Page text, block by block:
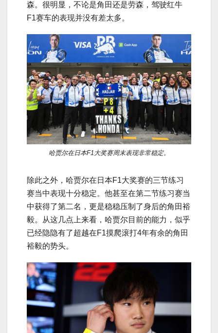
森。很明显，不论是角田还是劳森，驾驶红牛
F1赛车的表现并没有差太多。
哈贾尔在日本F1大奖赛周末表现非常稳定。
除此之外，哈贾尔在日本F1大奖赛的三节练习
赛当中表现十分稳定。他甚至在第二节练习赛当
中获得了第二名，更是稳稳压制了身后的角田裕
毅。从这几点上来看，哈贾尔目前的能力，似乎
已经隐隐有了超越在F1摸爬滚打4年有余的角田
裕毅的势头。